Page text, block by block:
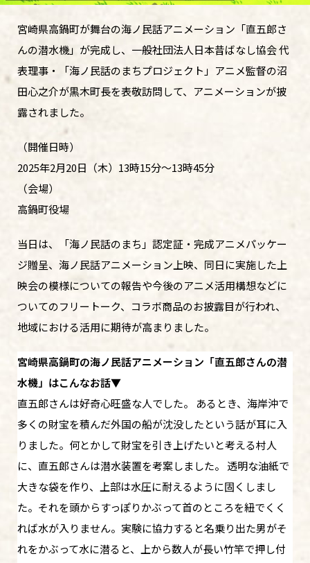
宮崎県高鍋町が舞台の海ノ民話アニメーション「直五郎さ
んの潜水機」が完成し、一般社団法人日本昔ばなし協会 代
表理事・「海ノ民話のまちプロジェクト」アニメ監督の沼
田心之介が黒木町長を表敬訪問して、アニメーションが披
露されました。
（開催日時）
2025年2月20日（木）13時15分～13時45分
（会場）
高鍋町役場
当日は、「海ノ民話のまち」認定証・完成アニメパッケー
ジ贈呈、海ノ民話アニメーション上映、同日に実施した上
映会の模様についての報告や今後のアニメ活用構想などに
ついてのフリートーク、コラボ商品のお披露目が行われ、
地域における活用に期待が高まりました。
宮崎県高鍋町の海ノ民話アニメーション「直五郎さんの潜
水機」はこんなお話▼
直五郎さんは好奇心旺盛な人でした。 あるとき、海岸沖で
多くの財宝を積んだ外国の船が沈没したという話が耳に入
りました。何とかして財宝を引き上げたいと考える村人
に、直五郎さんは潜水装置を考案しました。 透明な油紙で
大きな袋を作り、上部は水圧に耐えるように固くしまし
た。それを頭からすっぽりかぶって首のところを紐でくく
れば水が入りません。実験に協力すると名乗り出た男がそ
れをかぶって水に潜ると、上から数人が長い竹竿で押し付